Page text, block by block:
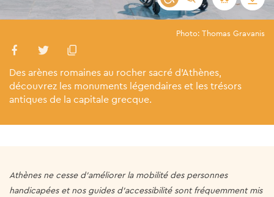
Photo: Thomas Gravanis
Des arènes romaines au rocher sacré d'Athènes,
découvrez les monuments légendaires et les trésors
antiques de la capitale grecque.
Athènes ne cesse d'améliorer la mobilité des personnes
handicapées et nos guides d'accessibilité sont fréquemment mis